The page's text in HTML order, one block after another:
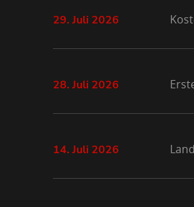
29. Juli 2026
28. Juli 2026
14. Juli 2026